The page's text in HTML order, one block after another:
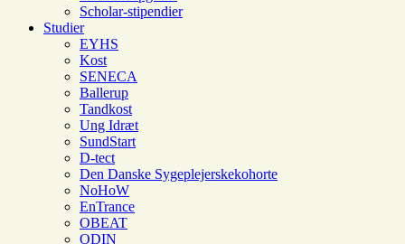
Scholar-stipendier
Studier
EYHS
Kost
SENECA
Ballerup
Tandkost
Ung Idræt
SundStart
D-tect
Den Danske Sygeplejerskekohorte
NoHoW
EnTrance
OBEAT
ODIN